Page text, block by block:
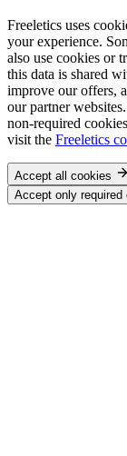
Freeletics uses
your experience.
also use cookies or
this data is shared
improve our offers,
our partner
non-required
visit the Freeletics
Accept all cookies
Accept only required